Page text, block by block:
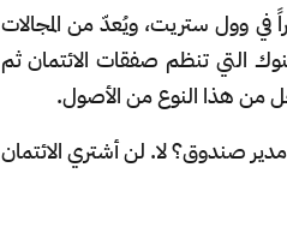
وول ستريت، ويُعدّ من المجالات
التي تنظم صفقات الائتمان ثم
من هذا النوع من الأصول.
صندوق؟ لا. لن أشتري الائتمان